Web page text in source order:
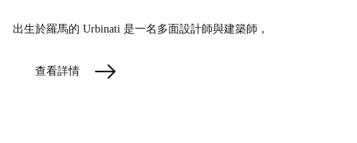
出生於羅馬的 Urbinati 是一名多面設計師與建築師，
查看詳情